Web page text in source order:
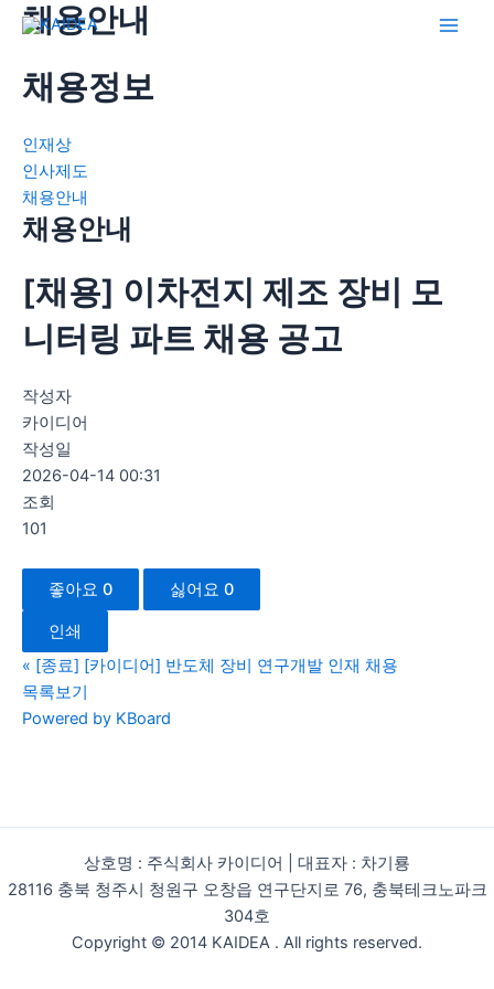
채용안내
채용정보
인재상
인사제도
채용안내
채용안내
[채용] 이차전지 제조 장비 모
니터링 파트 채용 공고
작성자
카이디어
작성일
2026-04-14 00:31
조회
101
좋아요 0 싫어요 0
인쇄
« [종료] [카이디어] 반도체 장비 연구개발 인재 채용
목록보기
Powered by KBoard
상호명 : 주식회사 카이디어 | 대표자 : 차기룡
28116 충북 청주시 청원구 오창읍 연구단지로 76, 충북테크노파크
304호
Copyright © 2014 KAIDEA . All rights reserved.